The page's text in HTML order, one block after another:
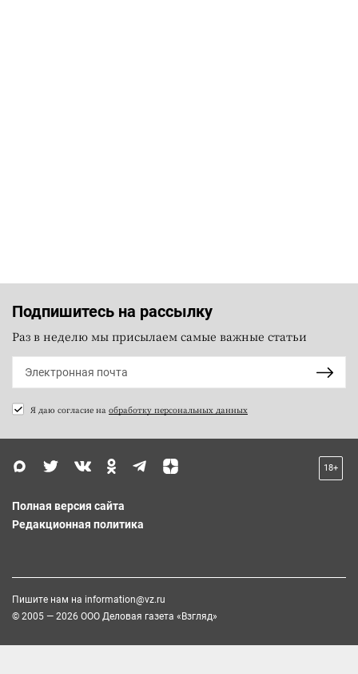
Подпишитесь на рассылку
Раз в неделю мы присылаем самые важные статьи
Я даю согласие на обработку персональных данных
18+
Полная версия сайта
Редакционная политика
Пишите нам на information@vz.ru
© 2005 — 2026 ООО Деловая газета «Взгляд»